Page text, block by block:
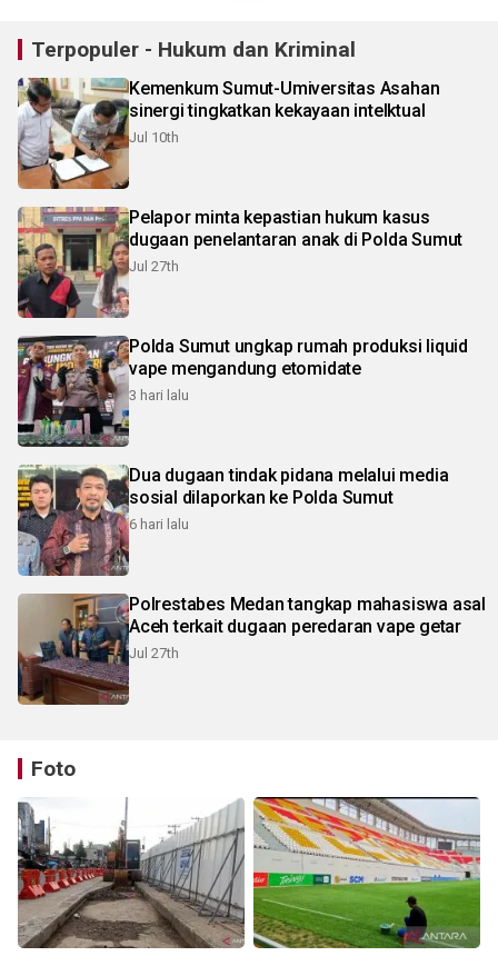
Terpopuler - Hukum dan Kriminal
Kemenkum Sumut-Umiversitas Asahan
sinergi tingkatkan kekayaan intelktual
Jul 10th
Pelapor minta kepastian hukum kasus
dugaan penelantaran anak di Polda Sumut
Jul 27th
Polda Sumut ungkap rumah produksi liquid
vape mengandung etomidate
3 hari lalu
Dua dugaan tindak pidana melalui media
sosial dilaporkan ke Polda Sumut
6 hari lalu
Polrestabes Medan tangkap mahasiswa asal
Aceh terkait dugaan peredaran vape getar
Jul 27th
Foto